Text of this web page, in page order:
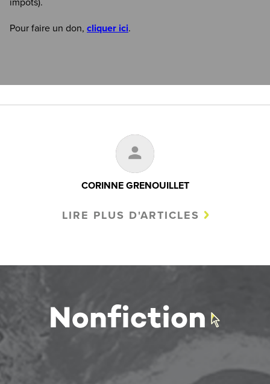
Pour faire un don, cliquer ici.
CORINNE GRENOUILLET
LIRE PLUS D'ARTICLES